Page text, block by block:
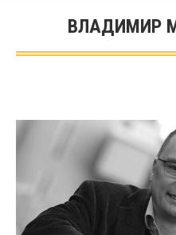
ВЛАДИМИР